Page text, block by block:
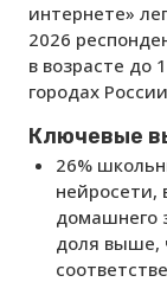
интернете»
2026
в возрасте до
городах
Ключевые
26%
нейросети,
домашнего
доля выше,